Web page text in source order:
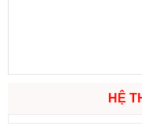
HỆ